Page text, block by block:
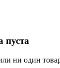
пуста
ни один